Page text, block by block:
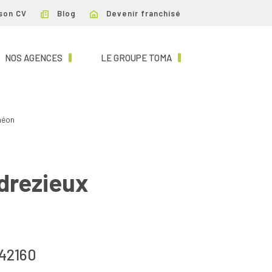
CV Blog Devenir franchisé
NOS AGENCES (CURRENT)LE GROUPE TOMA (CURRENT)